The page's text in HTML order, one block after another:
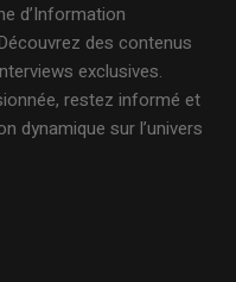
d’Information
des contenus
exclusives.
restez informé et
dynamique sur l’univers